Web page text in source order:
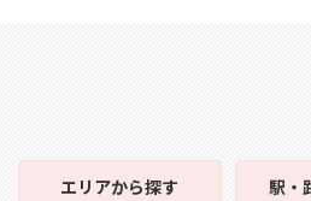
エリアから探す 駅・